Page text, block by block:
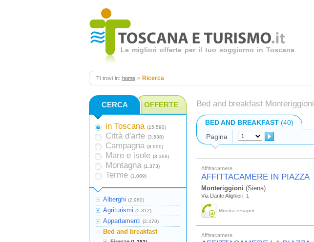
Le migliori offerte per il tuo soggiorno in Toscana
Ti trovi in: home > Ricerca
Bed and breakfast Monteriggioni
BED AND BREAKFAST (40)
Pagina
Affittacamere
AFFITTACAMERE IN PIAZZA
Monteriggioni (Siena)
Via Dante Alighieri, 1
Mostra recapiti
Affittacamere
CERCA OFFERTE
in Toscana (15.590)
Città d'arte (3.538)
Campagna (8.690)
Mare e isole (3.368)
Montagna (1.373)
Terme (1.089)
Alberghi (2.960)
Agriturismi (5.312)
Appartamenti (2.470)
Bed and breakfast